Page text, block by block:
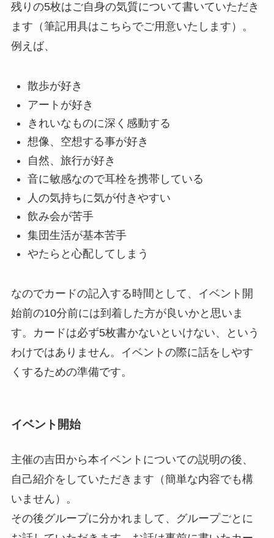
残りの5枚はご自身の気質について書いていただき
ます（筆記用具はこちらでご用意いたします）。
例えば、
散歩が好き
アートが好き
きれいなものに深く感動する
想像、空想する事が好き
自然、旅行が好き
音に敏感なので耳栓を携帯している
人の気持ちに気が付きやすい
飲み会が苦手
集団生活が基本苦手
やたらと心配してしまう
なのでカードの記入する時間として、イベント開
始前の10分前には到着した方が良いかと思いま
す。カードは必ず5枚書かないといけない、という
わけではありません。イベントの際に話をしやす
くするための準備です。
イベント開始
主催の吉田から本イベントについての説明の後、
自己紹介をしていただきます（簡単な内容でも構
いません）。
その後グループに分かれまして、グループごとに